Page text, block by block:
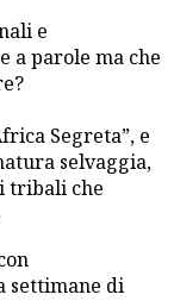
e
a parole ma che
Segreta”, e
selvaggia,
tribali che
settimane di